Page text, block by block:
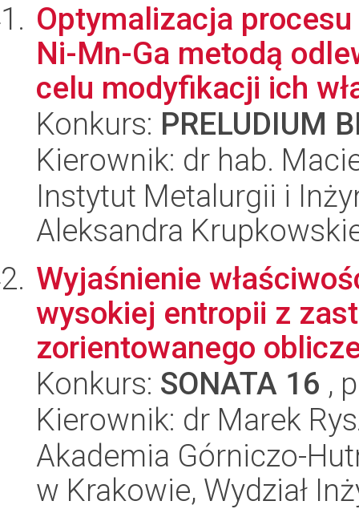
Optymalizacja
Ni-Mn-Ga metodą
celu modyfikacji ich
Konkurs: PRELUDIUM
Kierownik: dr hab.
Instytut Metalurgii i
Aleksandra
Wyjaśnienie
wysokiej entropii z
zorientowanego
Konkurs: SONATA 16 ,
Kierownik: dr Marek
Akademia Górniczo-
w Krakowie, Wydział